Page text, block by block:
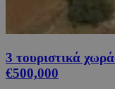
3 τουριστικά
€500,000